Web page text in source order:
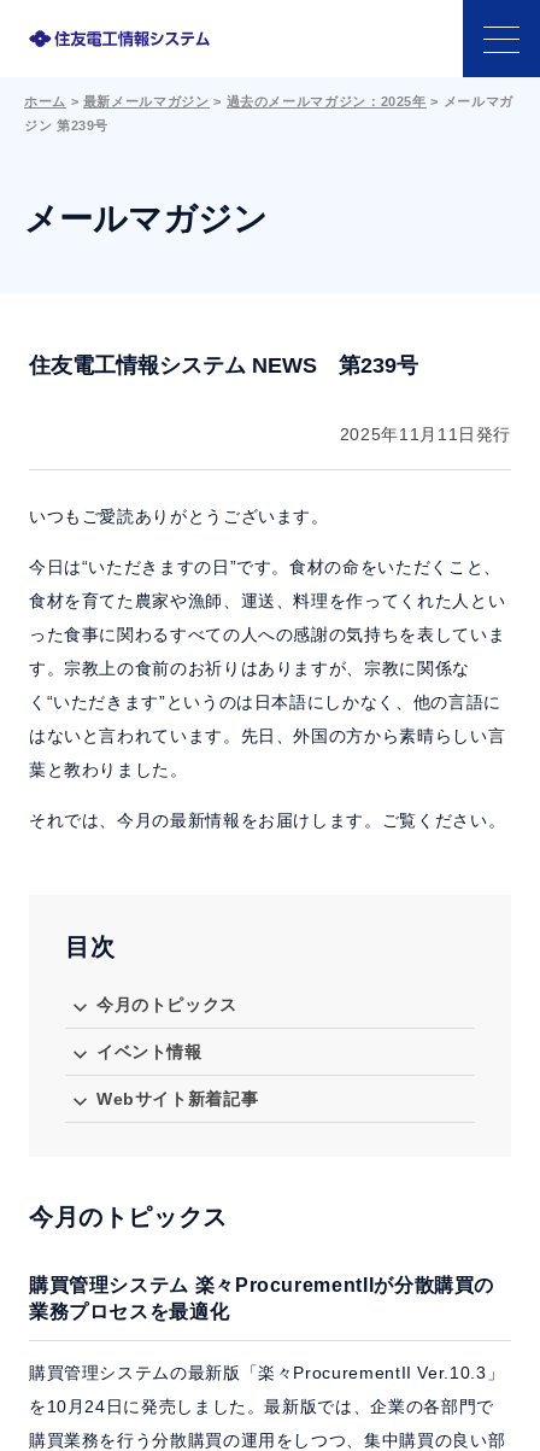
製品一覧
お問い合わせ
ホーム > 最新メールマガジン > 過去のメールマガジン：2025年 >
メールマガ
ジン 第239号
メールマガジン
住友電工情報システム NEWS 第239号
2025年11月11日発行
いつもご愛読ありがとうございます。
今日は“いただきますの日”です。食材の命をいただくこと、
食材を育てた農家や漁師、運送、料理を作ってくれた人とい
った食事に関わるすべての人への感謝の気持ちを表していま
す。宗教上の食前のお祈りはありますが、宗教に関係な
く“いただきます”というのは日本語にしかなく、他の言語に
はないと言われています。先日、外国の方から素晴らしい言
葉と教わりました。
それでは、今月の最新情報をお届けします。ご覧ください。
目次
今月のトピックス
イベント情報
Webサイト新着記事
今月のトピックス
購買管理システム 楽々ProcurementIIが分散購買の
業務プロセスを最適化
購買管理システムの最新版「楽々ProcurementII Ver.10.3」
を10月24日に発売しました。最新版では、企業の各部門で
購買業務を行う分散購買の運用をしつつ、集中購買の良い部